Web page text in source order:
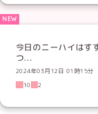
今日のニーハイはす
つ...
2024年03月12日 01時15分
10
2